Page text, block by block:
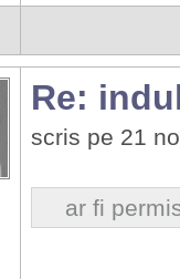
Re:
scris pe 21
ar fi